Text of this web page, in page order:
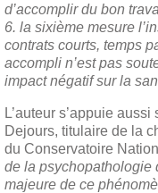
d’accomplir du bon
6. la sixième mesure
contrats courts, temps
accompli n’est pas
impact négatif sur la
L’auteur s’appuie
Dejours, titulaire de la
du Conservatoire
de la psychopathologie
majeure de ce